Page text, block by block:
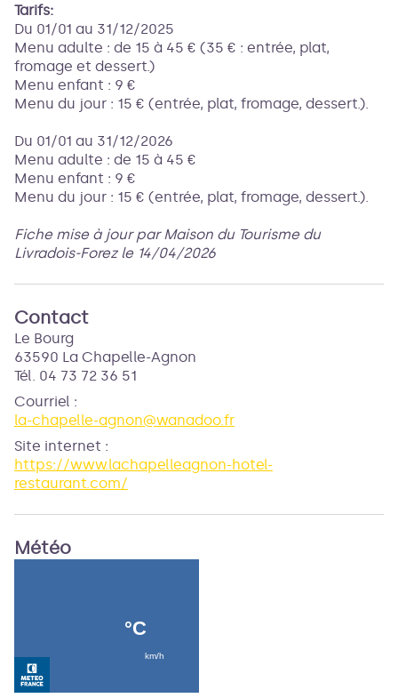
Tarifs:
Du 01/01 au 31/12/2025
Menu adulte : de 15 à 45 € (35 € : entrée, plat,
fromage et dessert.)
Menu enfant : 9 €
Menu du jour : 15 € (entrée, plat, fromage, dessert.).
Du 01/01 au 31/12/2026
Menu adulte : de 15 à 45 €
Menu enfant : 9 €
Menu du jour : 15 € (entrée, plat, fromage, dessert.).
Fiche mise à jour par Maison du Tourisme du
Livradois-Forez le 14/04/2026
Contact
Le Bourg
63590 La Chapelle-Agnon
Tél. 04 73 72 36 51
Courriel :
la-chapelle-agnon@wanadoo.fr
Site internet :
https://www.lachapelleagnon-hotel-
restaurant.com/
Météo